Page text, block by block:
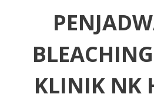
KLINIK NK